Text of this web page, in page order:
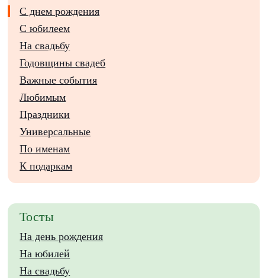
С днем рождения
С юбилеем
На свадьбу
Годовщины свадеб
Важные события
Любимым
Праздники
Универсальные
По именам
К подаркам
Тосты
На день рождения
На юбилей
На свадьбу